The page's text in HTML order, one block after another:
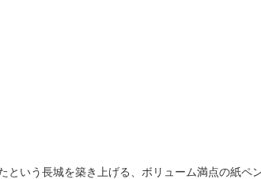
いう長城を築き上げる、ボリューム満点の紙ペン